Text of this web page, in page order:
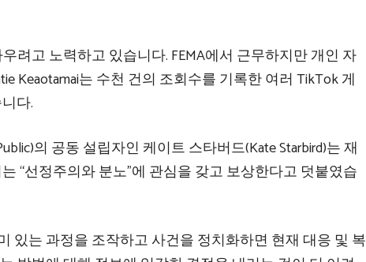
려고 노력하고 있습니다. FEMA에서 근무하지만 개인 자
Keaotamai는 수천 건의 조회수를 기록한 여러 TikTok 게
다.
의 공동 설립자인 케이트 스타버드(Kate Starbird)는 재
“선정주의와 분노”에 관심을 갖고 보상한다고 덧붙였습
있는 과정을 조작하고 사건을 정치화하면 현재 대응 및 복